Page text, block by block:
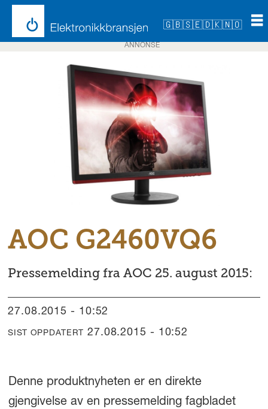
🇬🇧🇸🇪🇩🇰🇳🇴
ANNONSE
AOC G2460VQ6
Pressemelding fra AOC 25. august 2015:
27.08.2015 - 10:52
SIST OPPDATERT 27.08.2015 - 10:52
Denne produktnyheten er en direkte
gjengivelse av en pressemelding fagbladet